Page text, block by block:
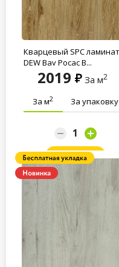
Кварцевый SPC ламинат
DEW Bay Росас B...
2019 За м2
За м2 За упаковку
Заказать